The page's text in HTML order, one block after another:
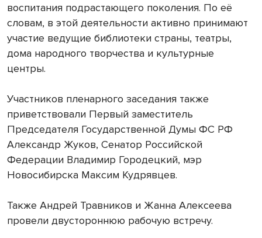
воспитания подрастающего поколения. По её
словам, в этой деятельности активно принимают
участие ведущие библиотеки страны, театры,
дома народного творчества и культурные
центры.
Участников пленарного заседания также
приветствовали Первый заместитель
Председателя Государственной Думы ФС РФ
Александр Жуков, Сенатор Российской
Федерации Владимир Городецкий, мэр
Новосибирска Максим Кудрявцев.
Также Андрей Травников и Жанна Алексеева
провели двустороннюю рабочую встречу.